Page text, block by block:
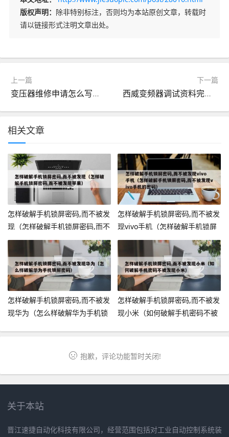
版权声明： 除非特别标注，否则均为本站原创文章，转载时
请以链接形式注明文章出处。
上一篇
变压器维修申请怎么写（变压器维修情况说明）
下一篇
西威变频器调试资料完整版中文版免费版（西威变频器怎么操作）
相关文章
怎样破解手机锁屏密码,而不被发
现（怎样破解手机锁屏密码,而不
被发现苹果）
怎样破解手机锁屏密码,而不被发
现vivo手机（怎样破解手机锁屏
密码,而不被发现vivo手机的密
码）
怎样破解手机锁屏密码,而不被发
现华为（怎么样破解华为手机锁
怎样破解手机锁屏密码,而不被发
现小米（如何破解手机密码不被
抱歉，评论功能暂时关闭!
关于本站
晋江速捷自动化科技有限公司，经营范围包括对工业自动控制系统装